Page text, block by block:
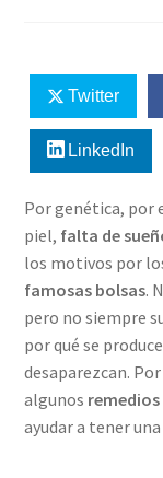
Twitter
LinkedIn
Por genética, por
piel, falta de
los motivos por
famosas bolsas.
pero no siempre
por qué se
desaparezcan.
algunos
ayudar a tener una